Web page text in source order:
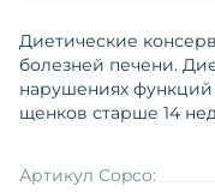
Диетические
болезней печени.
нарушениях функций
щенков старше 14
Артикул Copco: